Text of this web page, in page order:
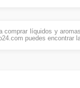
comprar líquidos y
puedes encontrar